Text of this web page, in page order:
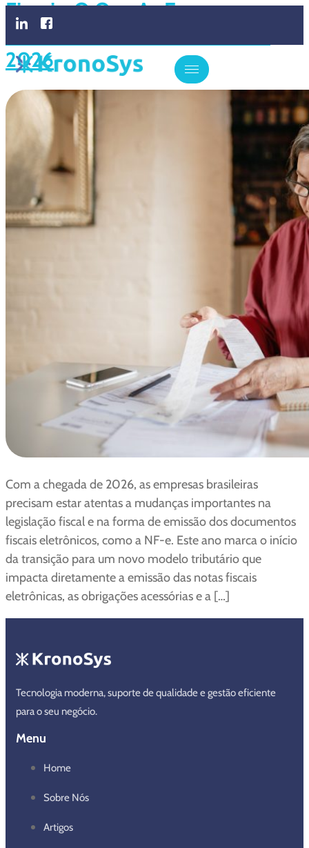
Fiscais: O Que As Empresas
Precisam Saber Neste Ano De
2026
Com a chegada de 2026, as empresas brasileiras
precisam estar atentas a mudanças importantes na
legislação fiscal e na forma de emissão dos documentos
fiscais eletrônicos, como a NF-e. Este ano marca o início
da transição para um novo modelo tributário que
impacta diretamente a emissão das notas fiscais
eletrônicas, as obrigações acessórias e a […]
Tecnologia moderna, suporte de qualidade e gestão eficiente
para o seu negócio.
Menu
Home
Sobre Nós
Artigos